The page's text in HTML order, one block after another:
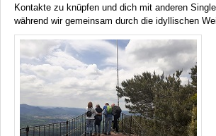
Kontakte zu knüpfen und dich mit anderen
während wir gemeinsam durch die idyllischen